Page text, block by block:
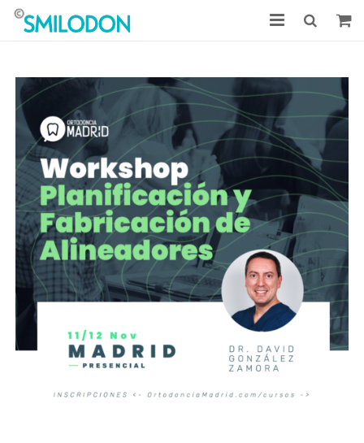
Casos clínicos
La Clínica
Noticias
Acceso Pacientes
Pedir cita